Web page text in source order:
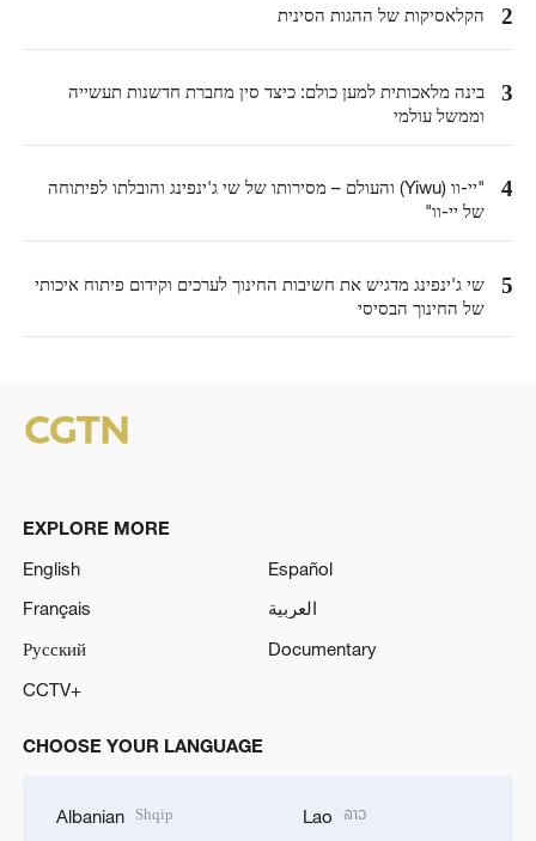
2 הקלאסיקות של ההגות הסינית
3
בינה מלאכותית למען כולם: כיצד סין מחברת חדשנות תעשייה
וממשל עולמי
4
"יי-וו (Yiwu) והעולם – מסירותו של שי ג'ינפינג והובלתו לפיתוחה
של יי-וו"
5
שי ג'ינפינג מדגיש את חשיבות החינוך לערכים וקידום פיתוח איכותי
של החינוך הבסיסי
EXPLORE MORE
English
Español
Français
العربية
Русский
Documentary
CCTV+
CHOOSE YOUR LANGUAGE
Albanian Shqip Lao ລາວ